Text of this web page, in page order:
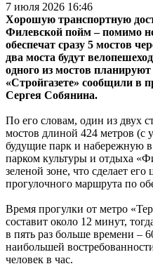
7 июля 2026 16:46
Хорошую транспортную
Филевской пойм – помимо
обеспечат сразу 5 мостов
два моста будут
одного из мостов
«Стройгазете» сообщили в
Сергея Собянина.
По его словам, один из двух
мостов длиной 424 метров (с
будущие парк и набережную
парком культуры и отдыха
зеленой зоне, что сделает
прогулочного маршрута по
Время прогулки от метро
составит около 12 минут,
в пять раз больше времени –
наибольшей
человек в час.